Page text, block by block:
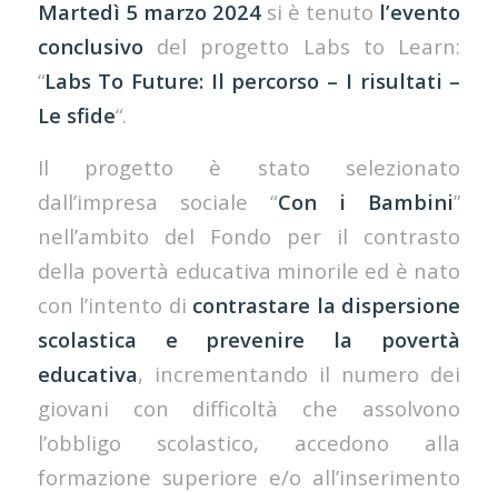
Martedì 5 marzo 2024si è tenuto l’evento
conclusivodel progetto Labs to Learn:
“Labs To Future: Il percorso – I risultati –
Le sfide“.
Il progetto è stato selezionato
dall’impresa sociale “Con i Bambini”
nell’ambito del Fondo per il contrasto
della povertà educativa minorile ed è nato
con l’intento di contrastare la dispersione
scolastica e prevenire la povertà
educativa, incrementando il numero dei
giovani con difficoltà che assolvono
l’obbligo scolastico, accedono alla
formazione superiore e/o all’inserimento